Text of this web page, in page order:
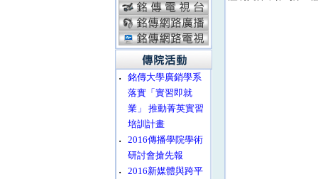
‧
銘傳大學廣銷學系
落實「實習即就
業」 推動菁英實習
培訓計畫
‧
2016傳播學院學術
研討會搶先報
‧
2016新媒體與跨平